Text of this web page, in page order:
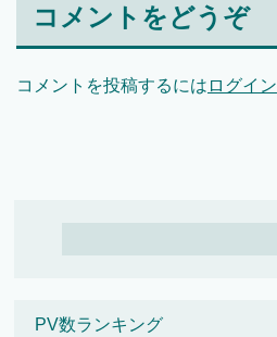
コメントをどうぞ
コメントを投稿するには ログイン
PV数ランキング